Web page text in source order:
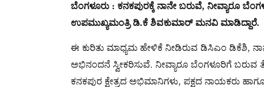
ಬೆಂಗಳೂರು : ಕನಕಪುರಕ್ಕೆ ನಾನೇ ಬರುವೆ, ನೀವ್ಯಾರೂ
ಉಪಮುಖ್ಯಮಂತ್ರಿ ಡಿ.ಕೆ ಶಿವಕುಮಾರ್ ಮನವಿ ಮಾಡಿದ್ದಾರೆ.
ಈ ಕುರಿತು ಮಾಧ್ಯಮ ಹೇಳಿಕೆ ನೀಡಿರುವ ಡಿಸಿಎಂ ಡಿಕೆಶಿ,
ಅಭಿನಂದನೆ ಸ್ವೀಕರಿಸುವೆ. ನೀವ್ಯಾರೂ ಬೆಂಗಳೂರಿಗೆ ಬರುವ
ಕನಕಪುರ ಕ್ಷೇತ್ರದ ಅಭಿಮಾನಿಗಳು, ಪಕ್ಷದ ನಾಯಕರು